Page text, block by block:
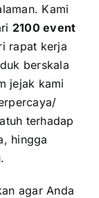
Kami
2100 event
rapat kerja
berskala
jejak kami
terhadap
hingga
agar Anda